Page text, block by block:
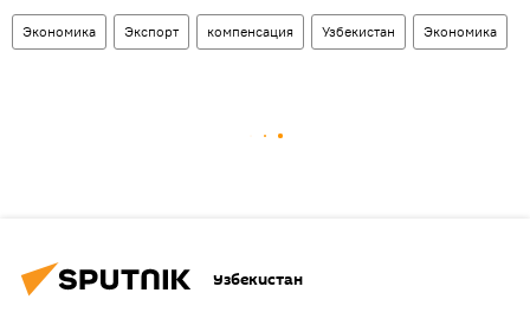
Экономика Экспорт компенсация Узбекистан Экономика
Узбекистан